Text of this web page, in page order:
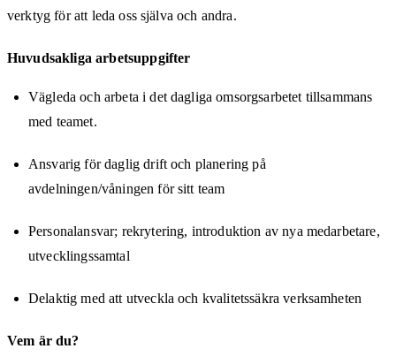
verktyg för att leda oss själva och andra.
Huvudsakliga arbetsuppgifter
Vägleda och arbeta i det dagliga omsorgsarbetet tillsammans
med teamet.
Ansvarig för daglig drift och planering på
avdelningen/våningen för sitt team
Personalansvar; rekrytering, introduktion av nya medarbetare,
utvecklingssamtal
Delaktig med att utveckla och kvalitetssäkra verksamheten
Vem är du?